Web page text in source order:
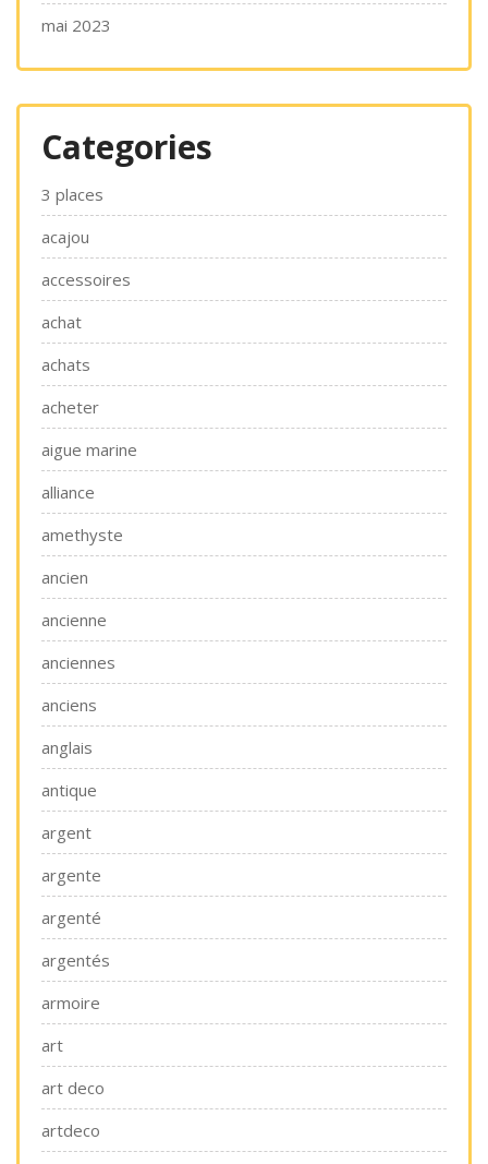
mai 2023
Categories
3 places
acajou
accessoires
achat
achats
acheter
aigue marine
alliance
amethyste
ancien
ancienne
anciennes
anciens
anglais
antique
argent
argente
argenté
argentés
armoire
art
art deco
artdeco